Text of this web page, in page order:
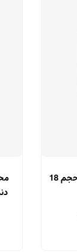
اوژنول دندانپزشکی گلچای حجم 18